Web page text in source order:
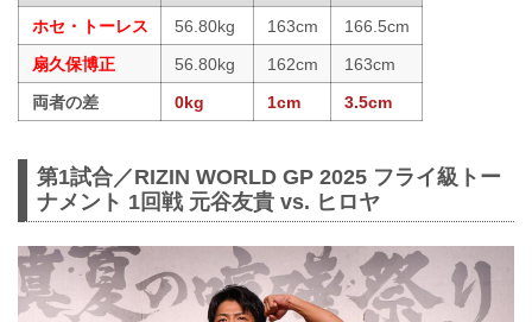
ホセ・トーレス
56.80kg 163cm
166.5cm
扇久保博正
56.80kg 162cm
163cm
両者の差
0kg 1cm 3.5cm
第1試合／RIZIN WORLD GP 2025 フライ級トー
ナメント 1回戦 元谷友貴 vs. ヒロヤ